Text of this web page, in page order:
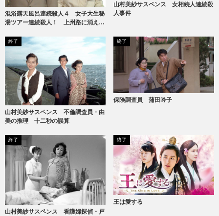
混浴露天風呂連続殺人４ 女子大生秘
湯ツアー連続殺人！ 上州路に消えた
山村美紗サスペンス 女相続人連続殺
人事件
終了
山村美紗サスペンス 不倫調査員・由
美の推理 十二秒の誤算
終了
保険調査員 蒲田吟子
終了
山村美紗サスペンス 看護婦探偵・戸
終了
王は愛する